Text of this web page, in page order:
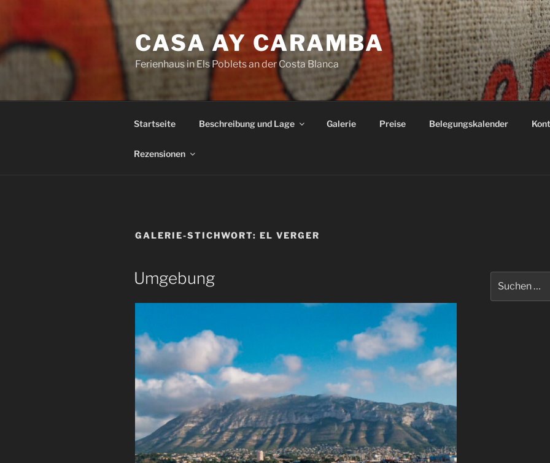
springen
CASA AY CARAMBA
Ferienhaus in Els Poblets an der Costa Blanca
Startseite Beschreibung und Lage Galerie Preise Belegungskalender
Rezensionen
GALERIE-STICHWORT:EL VERGER
Umgebung
nach: